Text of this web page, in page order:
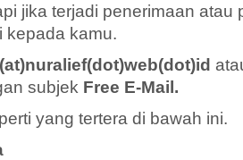
jika terjadi penerimaan atau
kepada kamu.
subjek Free E-Mail.
yang tertera di bawah ini.